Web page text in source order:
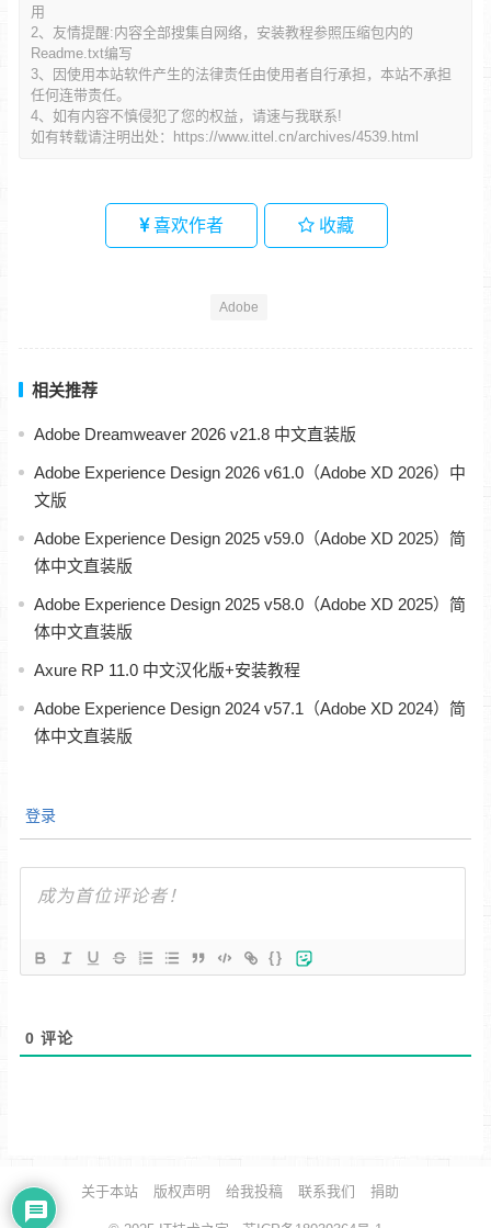
用
2、友情提醒:内容全部搜集自网络，安装教程参照压缩包内的
Readme.txt编写
3、因使用本站软件产生的法律责任由使用者自行承担，本站不承担
任何连带责任。
4、如有内容不慎侵犯了您的权益，请速与我联系!
如有转载请注明出处：
https://www.ittel.cn/archives/4539.html
喜欢作者 收藏
Adobe
相关推荐
Adobe Dreamweaver 2026 v21.8 中文直装版
Adobe Experience Design 2026 v61.0（Adobe XD 2026）中
文版
Adobe Experience Design 2025 v59.0（Adobe XD 2025）简
体中文直装版
Adobe Experience Design 2025 v58.0（Adobe XD 2025）简
体中文直装版
Axure RP 11.0 中文汉化版+安装教程
Adobe Experience Design 2024 v57.1（Adobe XD 2024）简
体中文直装版
登录
{}
0 评论
关于本站 版权声明 给我投稿 联系我们 捐助